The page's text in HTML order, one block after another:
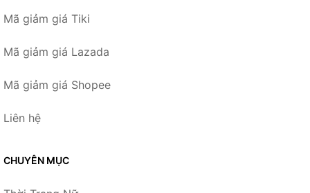
Mã giảm giá Tiki
Mã giảm giá Lazada
Mã giảm giá Shopee
Liên hệ
CHUYÊN MỤC